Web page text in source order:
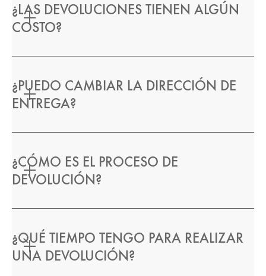
¿LAS DEVOLUCIONES TIENEN ALGÚN
COSTO?
¿PUEDO CAMBIAR LA DIRECCIÓN DE
ENTREGA?
¿CÓMO ES EL PROCESO DE
DEVOLUCIÓN?
¿QUÉ TIEMPO TENGO PARA REALIZAR
UNA DEVOLUCIÓN?